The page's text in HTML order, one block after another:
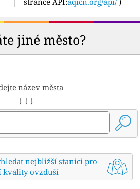
jiné město?
název města
↓ ↓ ↓
nejbližší stanici pro
kvality ovzduší